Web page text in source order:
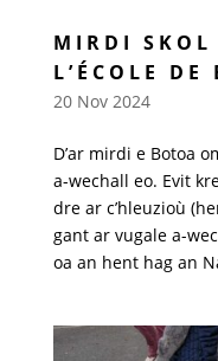
MIRDI SKOL
L’ÉCOLE DE
20 Nov 2024
D’ar mirdi e Botoa
a-wechall eo. Evit
dre ar c’hleuzioù
gant ar vugale a-
oa an hent hag an